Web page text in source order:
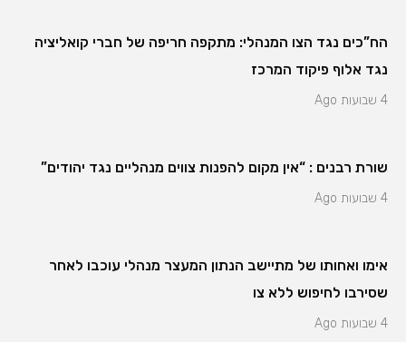
הח”כים נגד הצו המנהלי: מתקפה חריפה של חברי קואליציה
נגד אלוף פיקוד המרכז
4 שבועות Ago
שורת רבנים : “אין מקום להפנות צווים מנהליים נגד יהודים”
4 שבועות Ago
אימו ואחותו של מתיישב הנתון המעצר מנהלי עוכבו לאחר
שסירבו לחיפוש ללא צו
4 שבועות Ago